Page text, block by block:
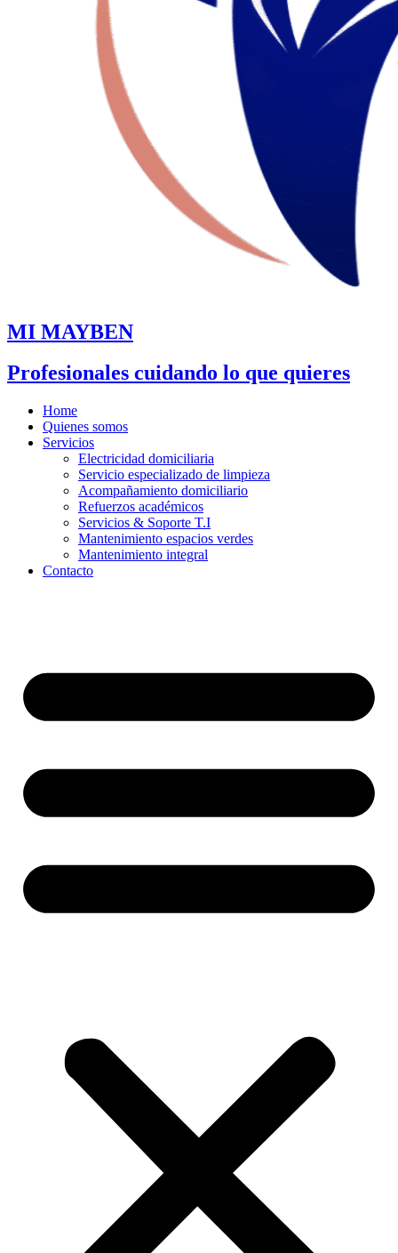
MI MAYBEN
Profesionales cuidando lo que quieres
Home
Quienes somos
Servicios
Electricidad domiciliaria
Servicio especializado de limpieza
Acompañamiento domiciliario
Refuerzos académicos
Servicios & Soporte T.I
Mantenimiento espacios verdes
Mantenimiento integral
Contacto